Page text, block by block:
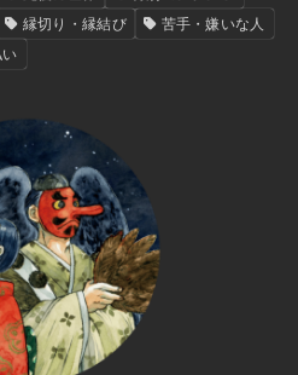
縁切り・縁結び
苦手・嫌いな人